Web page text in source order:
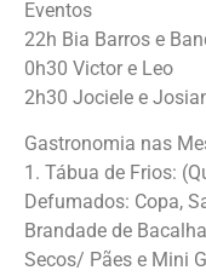
Eventos
22h Bia Barros e
0h30 Victor e Leo
2h30 Jociele e
Gastronomia nas
1. Tábua de Frios:
Defumados: Copa,
Brandade de
Secos/ Pães e Mini